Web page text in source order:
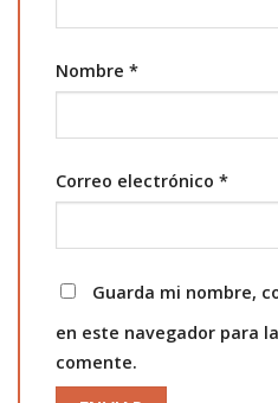
Nombre *
Correo electrónico *
Guarda mi nombre,
en este navegador para
comente.